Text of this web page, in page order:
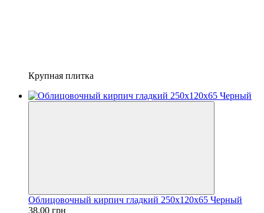
Крупная плитка
Облицовочный кирпич гладкий 250х120х65 Черный
38.00 грн